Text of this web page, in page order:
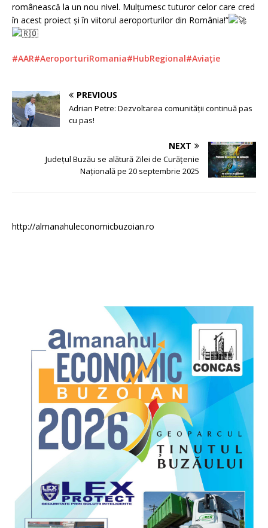
românească la un nou nivel. Mulțumesc tuturor celor care cred
în acest proiect și în viitorul aeroporturilor din România!”
#AAR#AeroporturiRomania#HubRegional#Aviație
PREVIOUS
Adrian Petre: Dezvoltarea comunității continuă pas
cu pas!
NEXT
Județul Buzău se alătură Zilei de Curățenie
Națională pe 20 septembrie 2025
http://almanahuleconomicbuzoian.ro